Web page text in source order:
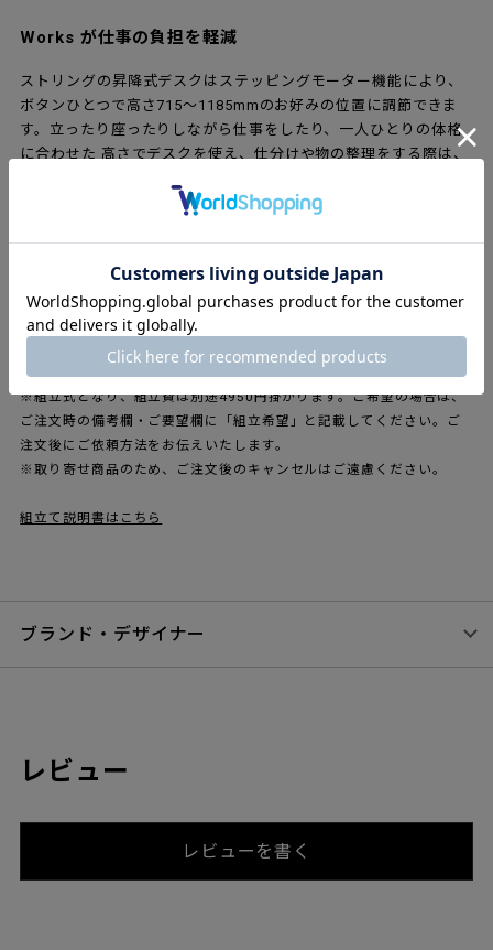
Works が仕事の負担を軽減
ストリングの昇降式デスクはステッピングモーター機能により、
ボタンひとつで高さ715～1185mmのお好みの位置に調節できま
す。立ったり座ったりしながら仕事をしたり、一人ひとりの体格
に合わせた 高さでデスクを使え、仕分けや物の整理をする際は、
のでミーティング用に、または自宅のダイニングテーブルとして
てもオススメです。パーテーションや引き出しをオプションで取
り付けることが可能です。
【本商品はフレームと天板のセットとなります。その他のパー
ツ・付属品はオプション（別売）です。】
※開梱費、段ボール等の梱包材の引取りは送料に含まれております。
※組立式となり、組立費は別途4950円掛かります。ご希望の場合は、
ご注文時の備考欄・ご要望欄に「組立希望」と記載してください。ご
注文後にご依頼方法をお伝えいたします。
※取り寄せ商品のため、ご注文後のキャンセルはご遠慮ください。
組立て説明書はこちら
ブランド・デザイナー
レビュー
レビューを書く